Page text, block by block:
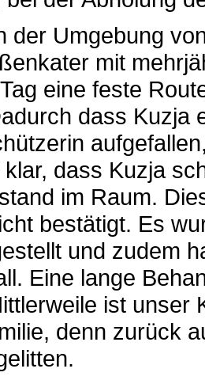
der Umgebung
mit
eine feste
dass Kuzja
dass Kuzja
im Raum.
bestätigt. Es
und zudem
Eine lange
ist unser
denn zurück